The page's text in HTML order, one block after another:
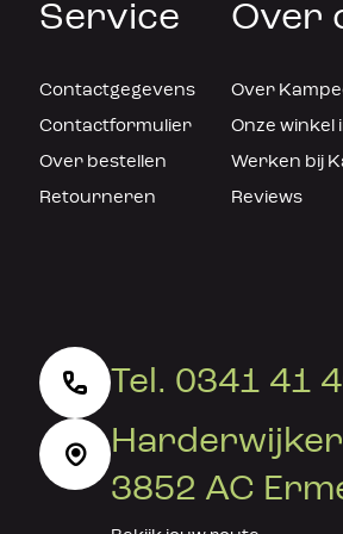
Service
Contactgegevens
Contactformulier
Over bestellen
Retourneren
Over
Over
Onze winkel
Werken bij
Reviews
Tel. 0341 41
3852 AC